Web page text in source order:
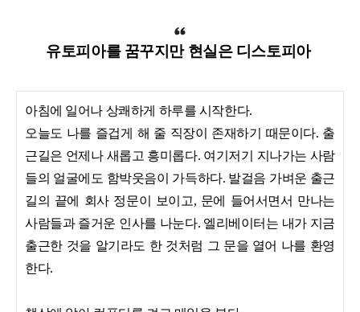
유토피아를 꿈꾸지만 현실은 디스토피아
아침에 일어나 상쾌하게 하루를 시작한다.
오늘도 나를 즐겁게 해 줄 직장이 존재하기 때문이다. 출
근길은 언제나 새롭고 흥미롭다. 여기저기 지나가는 사람
들의 얼굴에도 함박웃음이 가득하다. 발걸음 가벼운 출근
길의 끝에 회사 정문이 보이고, 문에 들어서면서 만나는
사람들과 즐거운 인사를 나눈다. 엘리베이터는 내가 지금
출근한 것을 알기라도 한 것처럼 그 문을 열어 나를 환영
한다.